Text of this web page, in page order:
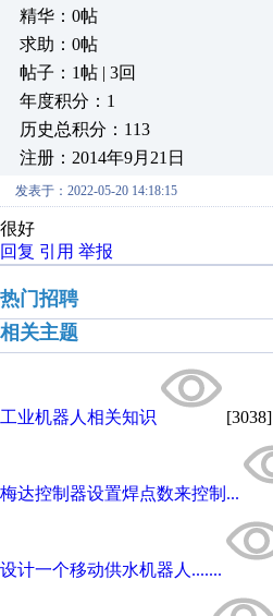
精华：0帖
求助：0帖
帖子：1帖 | 3回
年度积分：1
历史总积分：113
注册：2014年9月21日
发表于：2022-05-20 14:18:15
很好
回复 引用 举报
热门招聘
相关主题
工业机器人相关知识 [3038]
梅达控制器设置焊点数来控制...
设计一个移动供水机器人.......